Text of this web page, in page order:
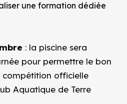
une formation dédiée
: la piscine sera
pour permettre le bon
compétition officielle
Aquatique de Terre